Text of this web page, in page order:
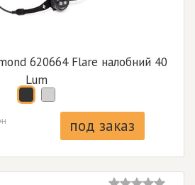
620664 Flare налобний 40
Lum
под заказ